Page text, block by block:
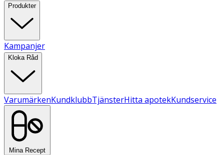
Produkter
Kampanjer
Kloka Råd
VarumärkenKundklubbTjänsterHitta apotekKundservice
Mina Recept